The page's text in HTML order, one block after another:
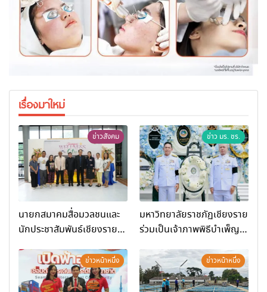
เรื่องมาใหม่
ข่าวสังคม
นายกสมาคมสื่อมวลชนและ
นักประชาสัมพันธ์เชียงราย
การท่องเที่ยวและกีฬาจังหวัด
เชียงราย จัดกิจกรรมอบรม
“การพัฒนาศักยภาพผู้
ข่าว มร. ชร.
มหาวิทยาลัยราชภัฏเชียงราย
ร่วมเป็นเจ้าภาพพิธีบำเพ็ญ
มหากรุณาธิคุณ
ข่าวหน้าหนึ่ง ข่าวหน้าหนึ่ง